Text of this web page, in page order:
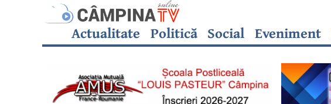
Actualitate Politică Social Eveniment